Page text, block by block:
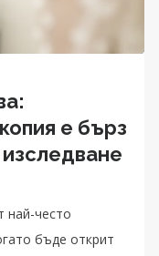
е бърз
най-често
бъде открит